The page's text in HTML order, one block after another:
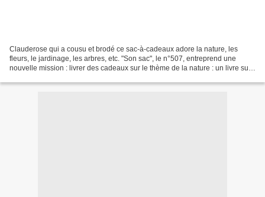
Clauderose qui a cousu et brodé ce sac-à-cadeaux adore la nature, les
fleurs, le jardinage, les arbres, etc. "Son sac", le n°507, entreprend une
nouvelle mission : livrer des cadeaux sur le thème de la nature : un livre sur